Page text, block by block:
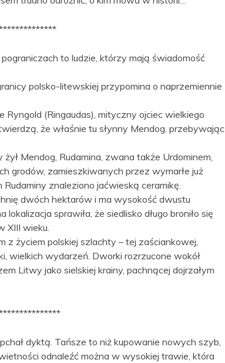
to ludzie, którzy mają świadomość
polsko-litewskiej przypomina o naprzemiennie
(Ringaudas), mityczny ojciec wielkiego
że właśnie tu słynny Mendog, przebywając
Mendog, Rudamina, zwana także Urdominem,
grodów, zamieszkiwanych przez wymarłe już
znaleziono jaćwieską ceramikę.
dwóch hektarów i ma wysokość dwustu
sprawiła, że siedlisko długo broniło się
XIII wieku.
życiem polskiej szlachty – tej zaściankowej,
wielkich wydarzeń. Dworki rozrzucone wokół
Litwy jako sielskiej krainy, pachnącej dojrzałym
dyktą. Tańsze to niż kupowanie nowych szyb,
odnaleźć można w wysokiej trawie, która